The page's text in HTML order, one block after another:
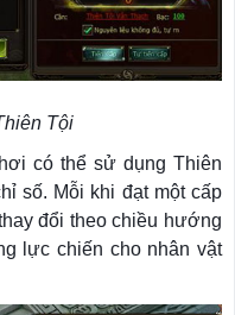
Tội
có thể sử dụng Thiên
số. Mỗi khi đạt một cấp
đổi theo chiều hướng
lực chiến cho nhân vật